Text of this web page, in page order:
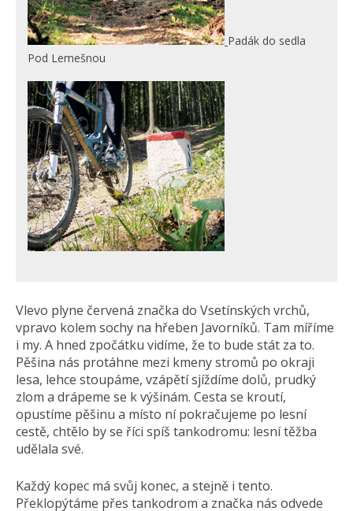
Padák do sedla
Pod Lemešnou
Vlevo plyne červená značka do Vsetínských vrchů,
vpravo kolem sochy na hřeben Javorníků. Tam míříme
i my. A hned zpočátku vidíme, že to bude stát za to.
Pěšina nás protáhne mezi kmeny stromů po okraji
lesa, lehce stoupáme, vzápětí sjíždíme dolů, prudký
zlom a drápeme se k výšinám. Cesta se kroutí,
opustíme pěšinu a místo ní pokračujeme po lesní
cestě, chtělo by se říci spíš tankodromu: lesní těžba
udělala své.
Každý kopec má svůj konec, a stejně i tento.
Překlopýtáme přes tankodrom a značka nás odvede